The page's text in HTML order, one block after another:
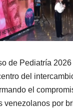
de Pediatría
del
el
venezolanos por